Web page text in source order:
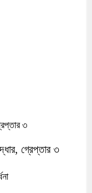
গ্রেপ্তার ৩